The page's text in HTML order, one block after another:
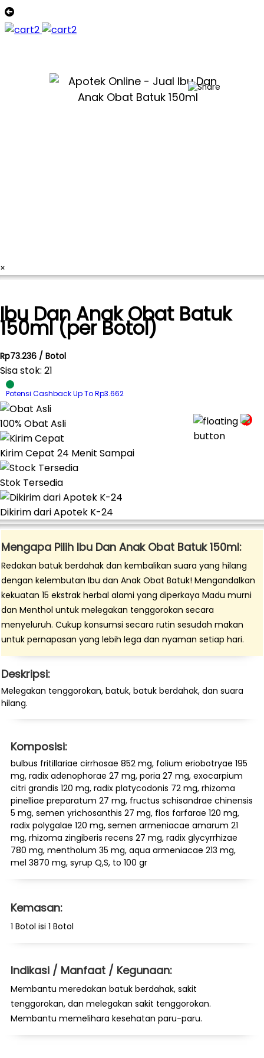
×
Ibu Dan Anak Obat Batuk
150ml (per Botol)
Rp73.236 / Botol
Sisa stok: 21
Potensi Cashback Up To Rp3.662
100% Obat Asli
Kirim Cepat 24 Menit Sampai
Stok Tersedia
Dikirim dari Apotek K-24
Mengapa Pilih Ibu Dan Anak Obat Batuk 150ml:
Redakan batuk berdahak dan kembalikan suara yang hilang
dengan kelembutan Ibu dan Anak Obat Batuk! Mengandalkan
kekuatan 15 ekstrak herbal alami yang diperkaya Madu murni
dan Menthol untuk melegakan tenggorokan secara
menyeluruh. Cukup konsumsi secara rutin sesudah makan
untuk pernapasan yang lebih lega dan nyaman setiap hari.
Deskripsi:
Melegakan tenggorokan, batuk, batuk berdahak, dan suara
hilang.
Komposisi:
bulbus fritillariae cirrhosae 852 mg, folium eriobotryae 195
mg, radix adenophorae 27 mg, poria 27 mg, exocarpium
citri grandis 120 mg, radix platycodonis 72 mg, rhizoma
pinelliae preparatum 27 mg, fructus schisandrae chinensis
5 mg, semen yrichosanthis 27 mg, flos farfarae 120 mg,
radix polygalae 120 mg, semen armeniacae amarum 21
mg, rhizoma zingiberis recens 27 mg, radix glycyrrhizae
780 mg, mentholum 35 mg, aqua armeniacae 213 mg,
mel 3870 mg, syrup Q,S, to 100 gr
Kemasan:
1 Botol isi 1 Botol
Indikasi / Manfaat / Kegunaan:
Membantu meredakan batuk berdahak, sakit
tenggorokan, dan melegakan sakit tenggorokan.
Membantu memelihara kesehatan paru-paru.